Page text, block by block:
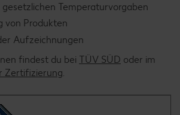
Temperaturvorgaben
von Produkten
Aufzeichnungen
findest du bei TÜV SÜD oder im
Zertifizierung